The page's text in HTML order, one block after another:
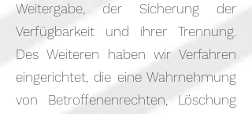
Weitergabe, der Sicherung der
Verfügbarkeit und ihrer Trennung.
Des Weiteren haben wir Verfahren
eingerichtet, die eine Wahrnehmung
von Betroffenenrechten, Löschung